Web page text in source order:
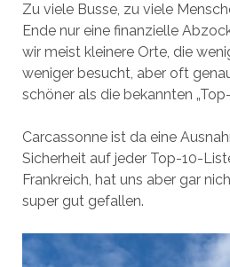
Zu viele Busse, zu viele
Ende nur eine finanzielle
wir meist kleinere Orte, die
weniger besucht, aber oft
schöner als die bekannten
Carcassonne ist da eine
Sicherheit auf jeder Top-10-
Frankreich, hat uns aber gar
super gut gefallen.